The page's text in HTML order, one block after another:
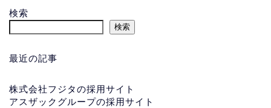
検索
検索
最近の記事
株式会社フジタの採用サイト
アスザックグループの採用サイト